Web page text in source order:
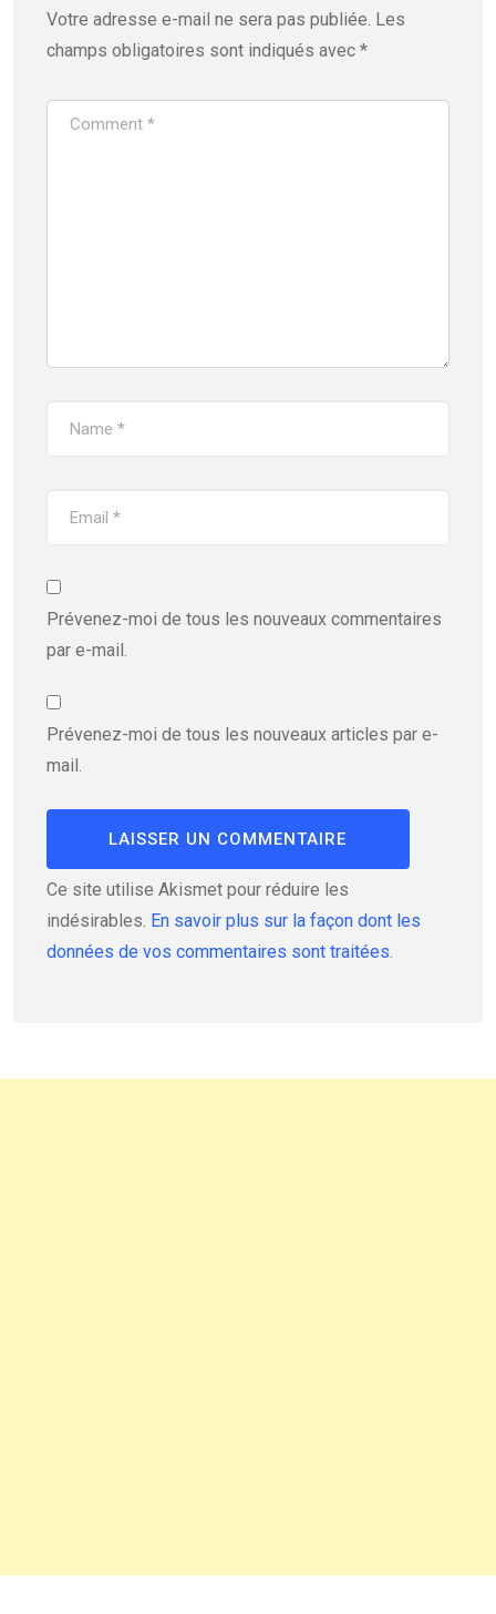
Votre adresse e-mail ne sera pas publiée. Les
champs obligatoires sont indiqués avec *
Prévenez-moi de tous les nouveaux commentaires
par e-mail.
Prévenez-moi de tous les nouveaux articles par e-
mail.
Ce site utilise Akismet pour réduire les
indésirables. En savoir plus sur la façon dont les
données de vos commentaires sont traitées.